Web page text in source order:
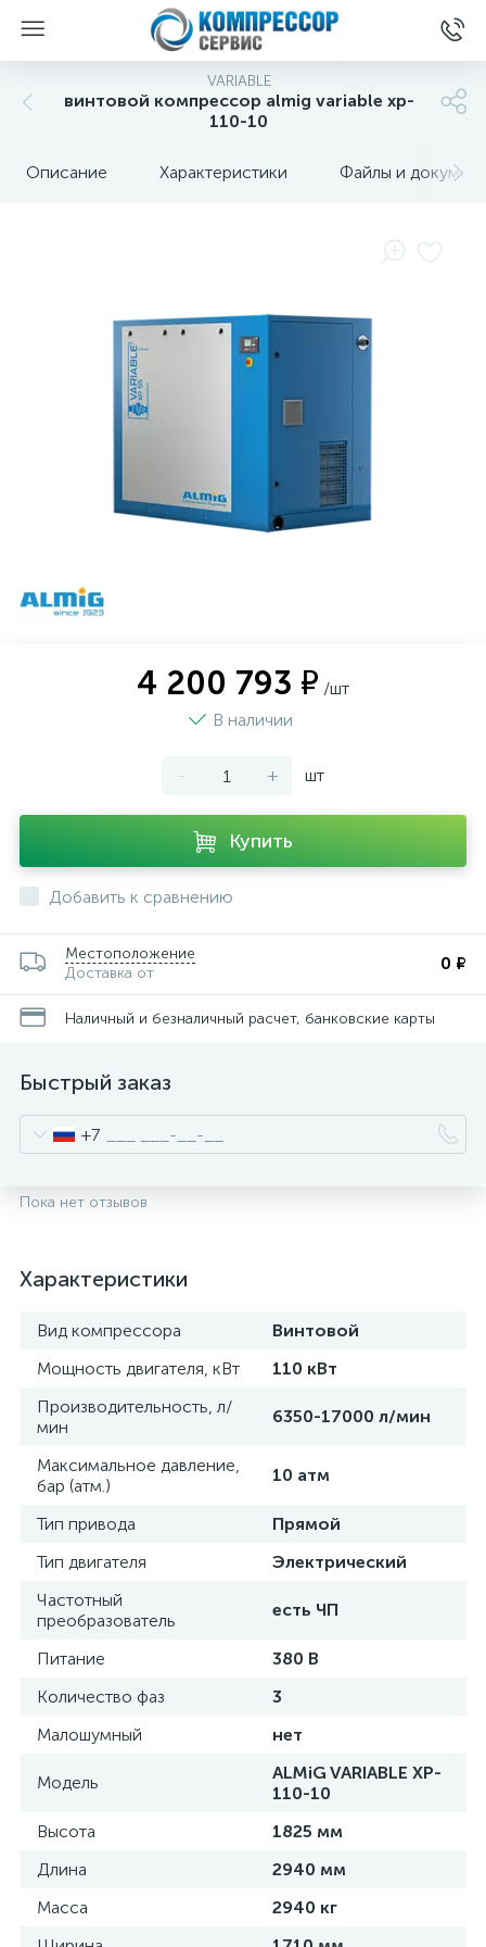
VARIABLE
винтовой компрессор almig variable xp-
110-10
Описание Характеристики Файлы и
4 200 793 ₽ /шт
В наличии
- + шт
Купить
Добавить к сравнению
Местоположение
Доставка от
0 ₽
Наличный и безналичный расчет, банковские карты
Быстрый заказ
+7
Пока нет отзывов
Характеристики
Вид компрессора
Винтовой
Мощность двигателя, кВт
110 кВт
Производительность, л/
мин
6350-17000 л/мин
Максимальное давление,
бар (атм.)
10 атм
Тип привода
Прямой
Тип двигателя
Электрический
Частотный
преобразователь
есть ЧП
Питание
380 В
Количество фаз
3
Малошумный
нет
Модель
ALMiG VARIABLE XP-
110-10
Высота
1825 мм
Длина
2940 мм
Масса
2940 кг